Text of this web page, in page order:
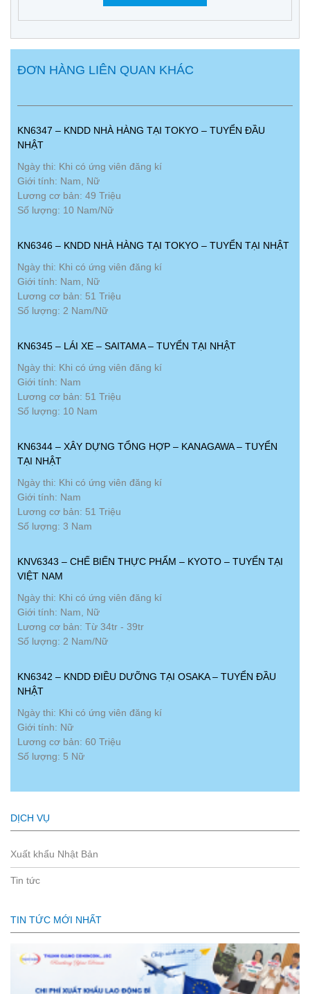
ĐƠN HÀNG LIÊN QUAN KHÁC
KN6347 – KNDD NHÀ HÀNG TẠI TOKYO – TUYỂN ĐẦU
NHẬT
Ngày thi: Khi có ứng viên đăng kí
Giới tính: Nam, Nữ
Lương cơ bản: 49 Triệu
Số lượng: 10 Nam/Nữ
KN6346 – KNDD NHÀ HÀNG TẠI TOKYO – TUYỂN TẠI NHẬT
Ngày thi: Khi có ứng viên đăng kí
Giới tính: Nam, Nữ
Lương cơ bản: 51 Triệu
Số lượng: 2 Nam/Nữ
KN6345 – LÁI XE – SAITAMA – TUYỂN TẠI NHẬT
Ngày thi: Khi có ứng viên đăng kí
Giới tính: Nam
Lương cơ bản: 51 Triệu
Số lượng: 10 Nam
KN6344 – XÂY DỰNG TỔNG HỢP – KANAGAWA – TUYỂN
TẠI NHẬT
Ngày thi: Khi có ứng viên đăng kí
Giới tính: Nam
Lương cơ bản: 51 Triệu
Số lượng: 3 Nam
KNV6343 – CHẾ BIẾN THỰC PHẨM – KYOTO – TUYỂN TẠI
VIỆT NAM
Ngày thi: Khi có ứng viên đăng kí
Giới tính: Nam, Nữ
Lương cơ bản: Từ 34tr - 39tr
Số lượng: 2 Nam/Nữ
KN6342 – KNDD ĐIỀU DƯỠNG TẠI OSAKA – TUYỂN ĐẦU
NHẬT
Ngày thi: Khi có ứng viên đăng kí
Giới tính: Nữ
Lương cơ bản: 60 Triệu
Số lượng: 5 Nữ
DỊCH VỤ
Xuất khẩu Nhật Bản
Tin tức
TIN TỨC MỚI NHẤT